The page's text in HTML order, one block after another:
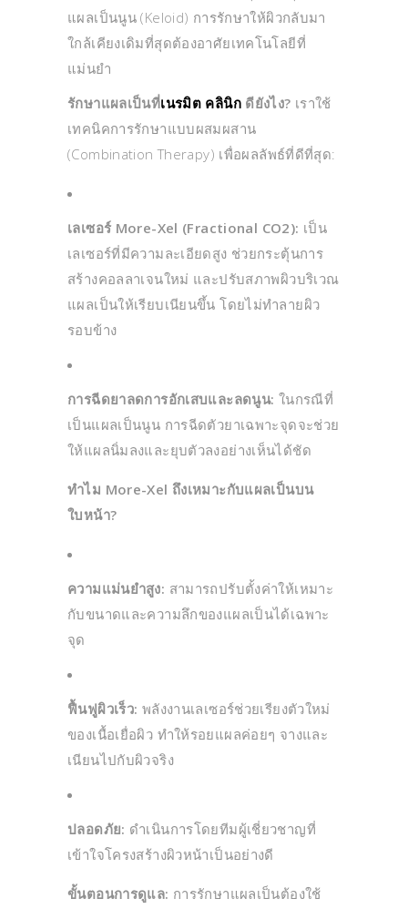
แผลเป็นนูน (Keloid) การรักษาให้ผิวกลับมา
ใกล้เคียงเดิมที่สุดต้องอาศัยเทคโนโลยีที่
แม่นยำ
รักษาแผลเป็นที่เนรมิต คลินิกดียังไง? เราใช้
เทคนิคการรักษาแบบผสมผสาน
(Combination Therapy) เพื่อผลลัพธ์ที่ดีที่สุด:
เลเซอร์ More-Xel (Fractional CO2): เป็น
เลเซอร์ที่มีความละเอียดสูง ช่วยกระตุ้นการ
สร้างคอลลาเจนใหม่ และปรับสภาพผิวบริเวณ
แผลเป็นให้เรียบเนียนขึ้น โดยไม่ทำลายผิว
รอบข้าง
การฉีดยาลดการอักเสบและลดนูน: ในกรณีที่
เป็นแผลเป็นนูน การฉีดตัวยาเฉพาะจุดจะช่วย
ให้แผลนิ่มลงและยุบตัวลงอย่างเห็นได้ชัด
ทำไม More-Xel ถึงเหมาะกับแผลเป็นบน
ใบหน้า?
ความแม่นยำสูง: สามารถปรับตั้งค่าให้เหมาะ
กับขนาดและความลึกของแผลเป็นได้เฉพาะ
จุด
ฟื้นฟูผิวเร็ว: พลังงานเลเซอร์ช่วยเรียงตัวใหม่
ของเนื้อเยื่อผิว ทำให้รอยแผลค่อยๆ จางและ
เนียนไปกับผิวจริง
ปลอดภัย: ดำเนินการโดยทีมผู้เชี่ยวชาญที่
เข้าใจโครงสร้างผิวหน้าเป็นอย่างดี
ขั้นตอนการดูแล: การรักษาแผลเป็นต้องใช้